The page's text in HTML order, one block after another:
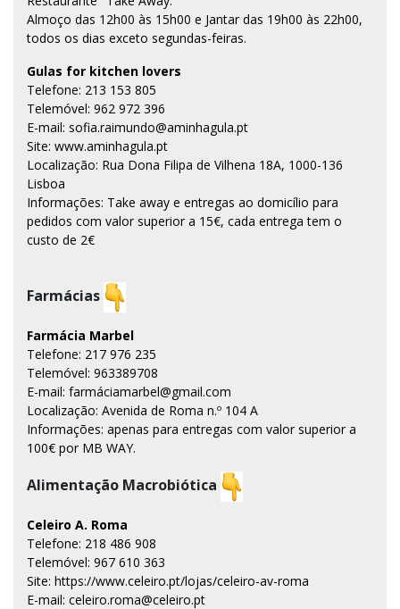
Almoço das 12h00 às 15h00 e Jantar das 19h00 às 22h00,
todos os dias exceto segundas-feiras.
Gulas for kitchen lovers
Telefone: 213 153 805
Telemóvel: 962 972 396
E-mail: sofia.raimundo@aminhagula.pt
Site: www.aminhagula.pt
Localização: Rua Dona Filipa de Vilhena 18A, 1000-136
Lisboa
Informações: Take away e entregas ao domicílio para
pedidos com valor superior a 15€, cada entrega tem o
custo de 2€
Farmácias
Farmácia Marbel
Telefone: 217 976 235
Telemóvel: 963389708
E-mail: farmáciamarbel@gmail.com
Localização: Avenida de Roma n.º 104 A
Informações: apenas para entregas com valor superior a
100€ por MB WAY.
Alimentação Macrobiótica
Celeiro A. Roma
Telefone: 218 486 908
Telemóvel: 967 610 363
Site: https://www.celeiro.pt/lojas/celeiro-av-roma
E-mail: celeiro.roma@celeiro.pt